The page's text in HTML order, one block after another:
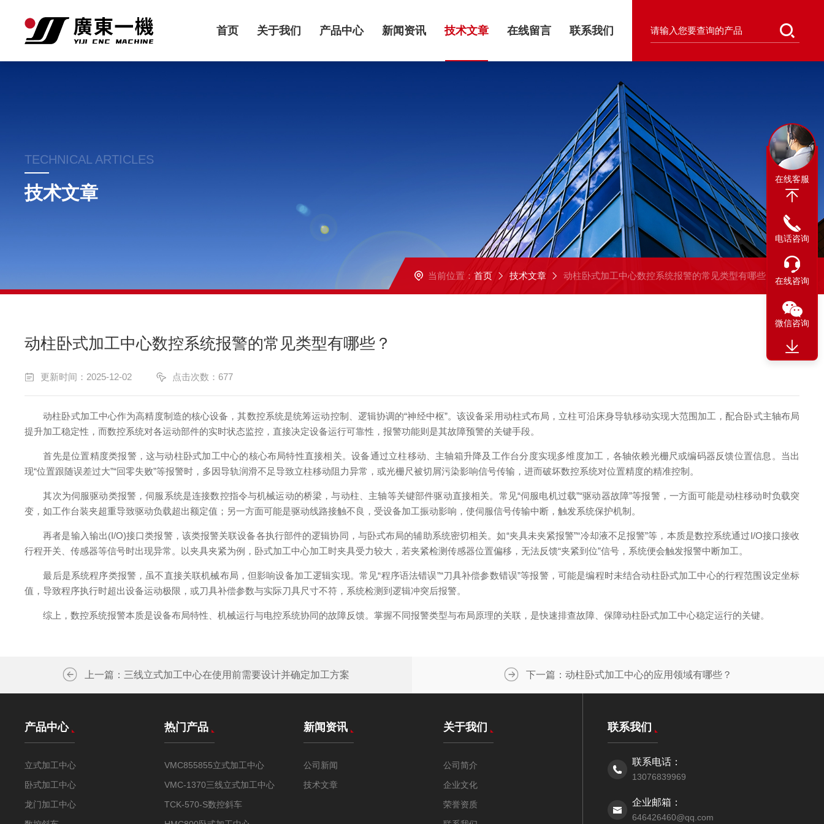
首页 关于我们 产品中心 新闻资讯 技术文章 在线留言 联系我们
TECHNICAL ARTICLES
技术文章
当前位置： 首页 技术文章 动柱卧式加工中心数控系统报警的常见类型有哪些？
动柱卧式加工中心数控系统报警的常见类型有哪些？
更新时间：2025-12-02 点击次数：677
动柱卧式加工中心作为高精度制造的核心设备，其数控系统是统筹运动控制、逻辑协调的“神经中枢”。该设备采用动柱式布局，立柱可沿床身导轨移动实现大范围加工，配合卧式主轴布局
提升加工稳定性，而数控系统对各运动部件的实时状态监控，直接决定设备运行可靠性，报警功能则是其故障预警的关键手段。
首先是位置精度类报警，这与动柱卧式加工中心的核心布局特性直接相关。设备通过立柱移动、主轴箱升降及工作台分度实现多维度加工，各轴依赖光栅尺或编码器反馈位置信息。当出
现“位置跟随误差过大”“回零失败”等报警时，多因导轨润滑不足导致立柱移动阻力异常，或光栅尺被切屑污染影响信号传输，进而破坏数控系统对位置精度的精准控制。
其次为伺服驱动类报警，伺服系统是连接数控指令与机械运动的桥梁，与动柱、主轴等关键部件驱动直接相关。常见“伺服电机过载”“驱动器故障”等报警，一方面可能是动柱移动时负载突
变，如工作台装夹超重导致驱动负载超出额定值；另一方面可能是驱动线路接触不良，受设备加工振动影响，使伺服信号传输中断，触发系统保护机制。
再者是输入输出(I/O)接口类报警，该类报警关联设备各执行部件的逻辑协同，与卧式布局的辅助系统密切相关。如“夹具未夹紧报警”“冷却液不足报警”等，本质是数控系统通过I/O接口接收
行程开关、传感器等信号时出现异常。以夹具夹紧为例，卧式加工中心加工时夹具受力较大，若夹紧检测传感器位置偏移，无法反馈“夹紧到位”信号，系统便会触发报警中断加工。
最后是系统程序类报警，虽不直接关联机械布局，但影响设备加工逻辑实现。常见“程序语法错误”“刀具补偿参数错误”等报警，可能是编程时未结合动柱卧式加工中心的行程范围设定坐标
值，导致程序执行时超出设备运动极限，或刀具补偿参数与实际刀具尺寸不符，系统检测到逻辑冲突后报警。
综上，数控系统报警本质是设备布局特性、机械运行与电控系统协同的故障反馈。掌握不同报警类型与布局原理的关联，是快速排查故障、保障动柱卧式加工中心稳定运行的关键。
上一篇： 三线立式加工中心在使用前需要设计并确定加工方案 下一篇： 动柱卧式加工中心的应用领域有哪些？
联系我们
联系电话：
13076839969
企业邮箱：
646426460@qq.com
产品中心
立式加工中心
卧式加工中心
龙门加工中心
热门产品
VMC855855立式加工中心
VMC-1370三线立式加工中心
TCK-570-S数控斜车
新闻资讯
公司新闻
技术文章
关于我们
公司简介
企业文化
荣誉资质
在线客服
电话咨询
在线咨询
微信咨询